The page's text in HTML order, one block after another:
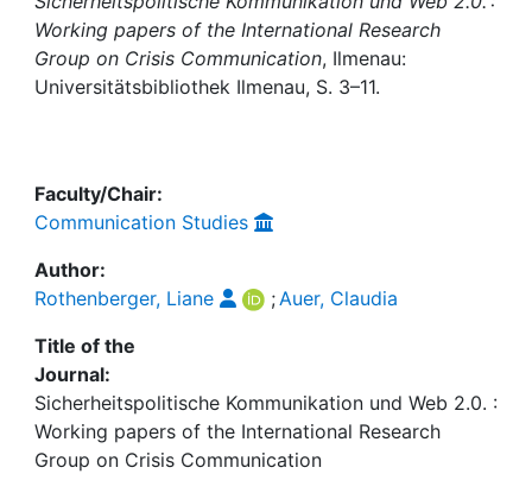
My FIS
Help
Working papers of the International Research
Group on Crisis Communication, Ilmenau:
Universitätsbibliothek Ilmenau, S. 3–11.
Faculty/Chair:
Communication Studies
Author:
Rothenberger, Liane
;Auer, Claudia
Title of the
Journal:
Sicherheitspolitische Kommunikation und Web 2.0. :
Working papers of the International Research
Group on Crisis Communication